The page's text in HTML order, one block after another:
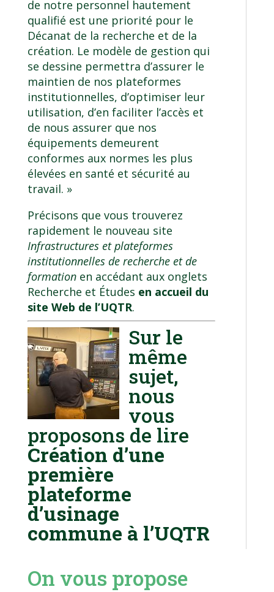
de notre personnel hautement
qualifié est une priorité pour le
Décanat de la recherche et de la
création. Le modèle de gestion qui
se dessine permettra d’assurer le
maintien de nos plateformes
institutionnelles, d’optimiser leur
utilisation, d’en faciliter l’accès et
de nous assurer que nos
équipements demeurent
conformes aux normes les plus
élevées en santé et sécurité au
travail. »
Précisons que vous trouverez
rapidement le nouveau site
Infrastructures et plateformes
institutionnelles de recherche et de
formationen accédant aux onglets
Recherche et Études en accueil du
site Web de l’UQTR.
Sur le
même
sujet,
nous
vous
proposons de lire
Création d’une
première
plateforme
d’usinage
commune à l’UQTR
On vous propose